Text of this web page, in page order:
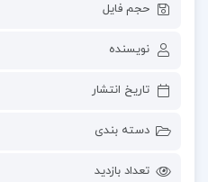
حجم فایل
نویسنده
تاریخ انتشار
دسته بندی
تعداد بازدید